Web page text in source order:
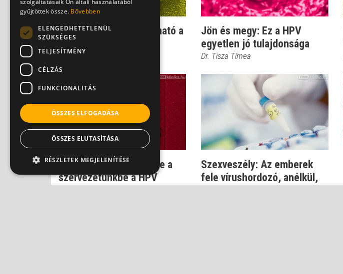
HPV-gyanú - így igazolható a
fertőzés
Dr. Novák Zoltán
Jön és megy: Ez a HPV
egyetlen jó tulajdonsága
Dr. Tisza Tímea
Fertőző szex - így jut be a
szervezetünkbe a HPV
Szexveszély: Az emberek
fele vírushordozó, anélkül,
szolgáltatásaik Ön általi használatából
gyűjtöttek össze. Bővebben
ELENGEDHETETLENÜL
SZÜKSÉGES
TELJESÍTMÉNY
CÉLZÁS
FUNKCIONALITÁS
ÖSSZES ELFOGADÁSA
ÖSSZES ELUTASÍTÁSA
RÉSZLETEK MEGJELENÍTÉSE